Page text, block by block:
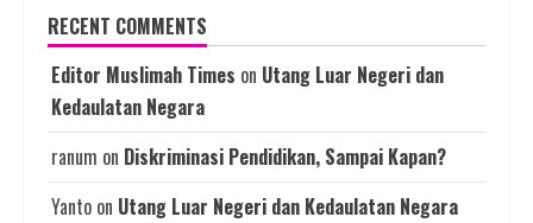
RECENT COMMENTS
Editor Muslimah Times on Utang Luar Negeri dan
Kedaulatan Negara
ranum on Diskriminasi Pendidikan, Sampai Kapan?
Yanto on Utang Luar Negeri dan Kedaulatan Negara